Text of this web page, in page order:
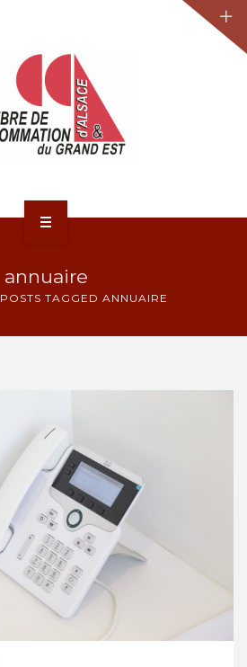
annuaire
POSTS TAGGED ANNUAIRE